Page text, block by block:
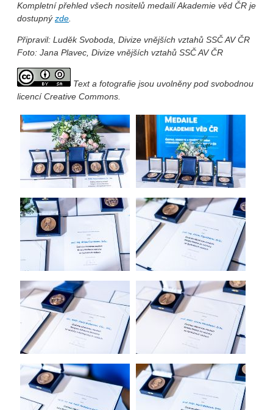
Kompletní přehled všech nositelů medailí Akademie věd ČR je
dostupnýzde
Připravil: Luděk Svoboda, Divize vnějších vztahů SSČ AV ČR
Foto: Jana Plavec, Divize vnějších vztahů SSČ AV ČR
Text a fotografie jsou uvolněny pod svobodnou
licencí Creative Commons.